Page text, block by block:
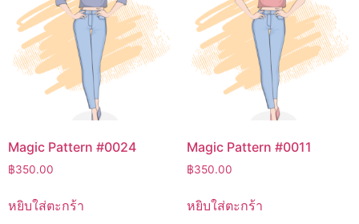
Magic Pattern #0024
฿350.00
หยิบใส่ตะกร้า
Magic Pattern #0011
฿350.00
หยิบใส่ตะกร้า